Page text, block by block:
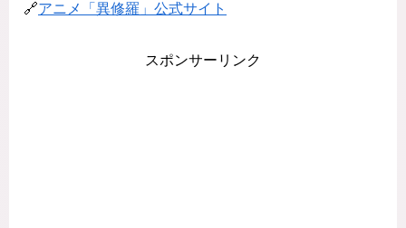
🔗アニメ「異修羅」公式サイト
スポンサーリンク